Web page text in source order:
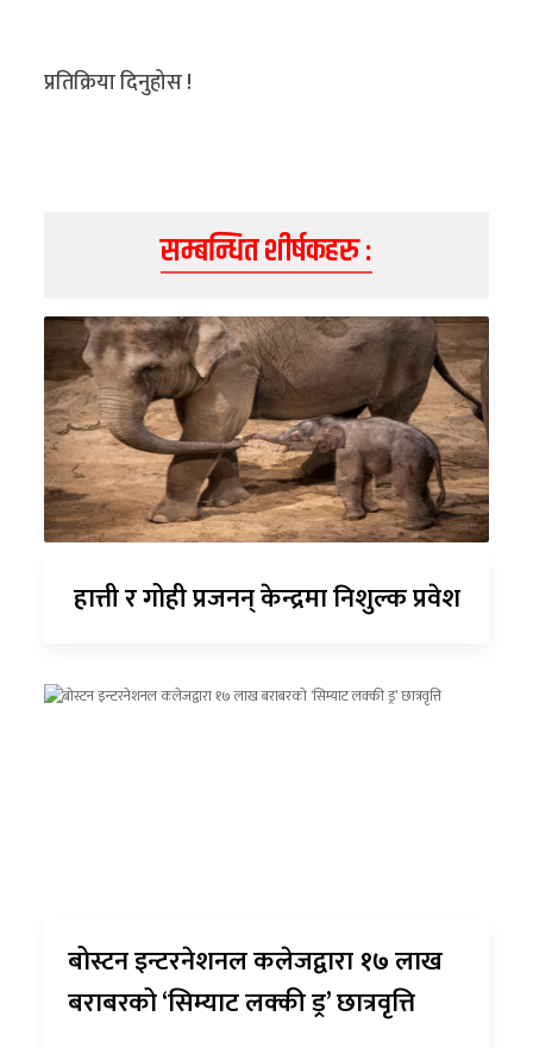
विशेष
प्रतिक्रिया दिनुहोस !
सम्बन्धित शीर्षकहरु :
हात्ती र गोही प्रजनन् केन्द्रमा निशुल्क प्रवेश
बोस्टन इन्टरनेशनल कलेजद्वारा १७ लाख
बराबरको ‘सिम्याट लक्की ड्र’ छात्रवृत्ति